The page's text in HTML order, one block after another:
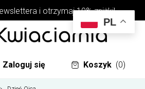
i otrzymaj 10% zniżki!
Zaloguj się Koszyk (0)
PL